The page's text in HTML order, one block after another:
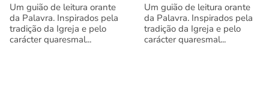
Um guião de leitura orante
da Palavra. Inspirados pela
tradição da Igreja e pelo
carácter quaresmal...
Um guião de leitura orante
da Palavra. Inspirados pela
tradição da Igreja e pelo
carácter quaresmal...